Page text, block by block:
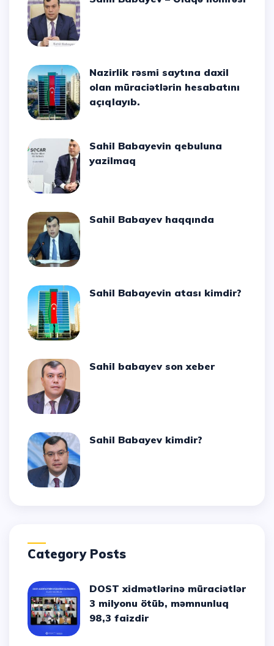
Nazirlik rəsmi saytına daxil
olan müraciətlərin hesabatını
açıqlayıb.
Sahil Babayevin qebuluna
yazilmaq
Sahil Babayev haqqında
Sahil Babayevin atası kimdir?
Sahil babayev son xeber
Sahil Babayev kimdir?
Category Posts
DOST xidmətlərinə müraciətlər
3 milyonu ötüb, məmnunluq
98,3 faizdir